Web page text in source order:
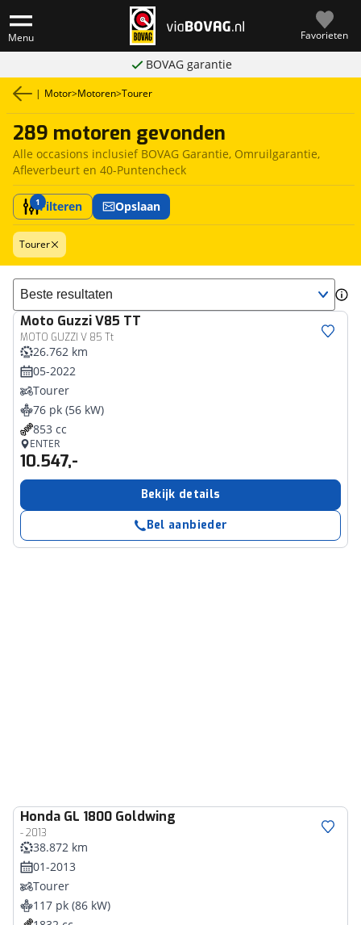
Menu Favorieten
BOVAG garantie
| Motor>Motoren>Tourer
289 motoren gevonden
Alle occasions inclusief BOVAG Garantie, Omruilgarantie,
Afleverbeurt en 40-Puntencheck
1Filteren Opslaan
Tourer
Sorteer resultaten
Moto GuzziV85 TT
MOTO GUZZI V 85 Tt
26.762 km
05-2022
Tourer
76 pk (56 kW)
853 cc
ENTER
10.547,-
Bekijk details
Bel aanbieder
Honda GL 1800 Goldwing
- 2013
38.872 km
01-2013
Tourer
117 pk (86 kW)